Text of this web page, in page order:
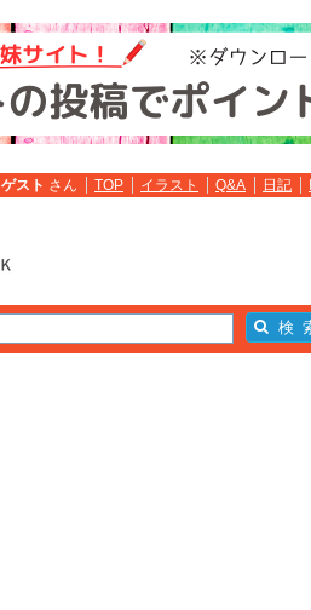
ゲスト さん TOP イラスト Q&A 日記